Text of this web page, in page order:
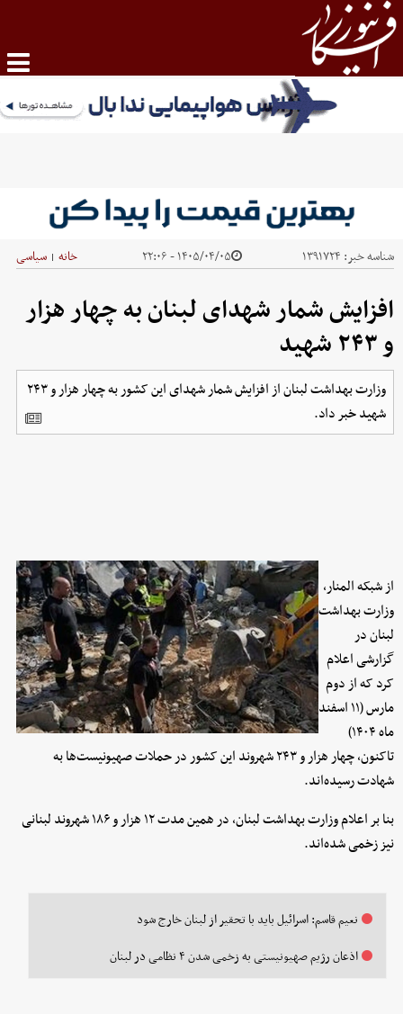
شناسه خبر: ۱۳۹۱۷۲۴ ۱۴۰۵/۰۴/۰۵ - ۲۲:۰۶ خانه | سیاسی
افزایش شمار شهدای لبنان به چهار هزار
و ۲۴۳ شهید
وزارت بهداشت لبنان از افزایش شمار شهدای این کشور به چهار هزار و ۲۴۳
شهید خبر داد.
از شبکه المنار،
وزارت بهداشت
لبنان در
گزارشی اعلام
کرد که از دوم
مارس (۱۱ اسفند
ماه ۱۴۰۴)
تاکنون، چهار هزار و ۲۴۳ شهروند این کشور در حملات صهیونیست‌ها به
شهادت رسیده‌اند.
بنا بر اعلام وزارت بهداشت لبنان، در همین مدت ۱۲ هزار و ۱۸۶ شهروند لبنانی
نیز زخمی شده‌اند.
نعیم قاسم: اسرائیل باید با تحقیر از لبنان خارج شود
اذعان رژیم صهیونیستی به زخمی شدن ۴ نظامی در لبنان